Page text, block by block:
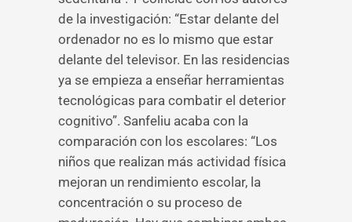
de la investigación: “Estar delante del
ordenador no es lo mismo que estar
delante del televisor. En las residencias
ya se empieza a enseñar herramientas
tecnológicas para combatir el deterior
cognitivo”. Sanfeliu acaba con la
comparación con los escolares: “Los
niños que realizan más actividad física
mejoran un rendimiento escolar, la
concentración o su proceso de